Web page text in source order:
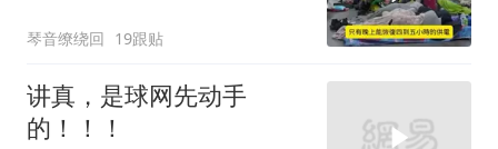
琴音缭绕回 19跟贴
讲真，是球网先动手
的！！！